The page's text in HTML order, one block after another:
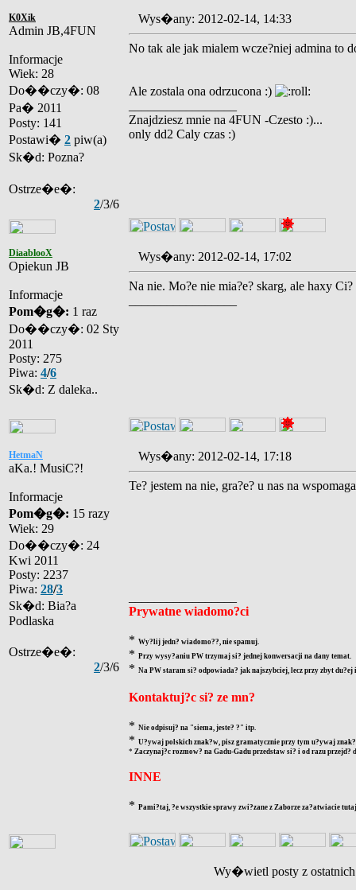
K0Xik
Admin JB,4FUN
Informacje
Wiek: 28
Do��czy�: 08
Pa� 2011
Posty: 141
Postawi� 2 piw(a)
Sk�d: Pozna?
Ostrze�e�:
2/3/6
Wys�any: 2012-02-14, 14:33
No tak ale jak mialem wcze?niej admina to
Ale zostala ona odrzucona :)
Znajdziesz mnie na 4FUN -Czesto :)...
only dd2 Caly czas :)
DiaablooX
Opiekun JB
Informacje
Pom�g�: 1 raz
Do��czy�: 02 Sty
2011
Posty: 275
Piwa: 4/6
Sk�d: Z daleka..
Wys�any: 2012-02-14, 17:02
Na nie. Mo?e nie mia?e? skarg, ale haxy Ci?
HetmaN
aKa.! MusiC?!
Informacje
Pom�g�: 15 razy
Wiek: 29
Do��czy�: 24
Kwi 2011
Posty: 2237
Piwa: 28/3
Sk�d: Bia?a
Podlaska
Ostrze�e�:
2/3/6
Wys�any: 2012-02-14, 17:18
Te? jestem na nie, gra?e? u nas na
Prywatne wiadomo?ci
* Wy?lij jedn? wiadomo??, nie spamuj.
* Przy wysy?aniu PW trzymaj si? jednej konwersacji na dany temat.
* Na PW staram si? odpowiada? jak najszybciej, lecz przy zbyt
Kontaktuj?c si? ze mn?
* Nie odpisuj? na "siema, jeste? ?" itp.
* U?ywaj polskich znak?w, pisz gramatycznie przy tym u?ywaj
* Zaczynaj?c rozmow? na Gadu-Gadu przedstaw si? i od razu przejd?
INNE
* Pami?taj, ?e wszystkie sprawy zwi?zane z Zaborze za?atwiacie
Wy�wietl posty z